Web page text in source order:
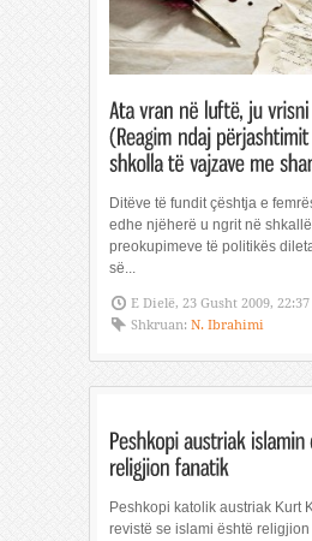
Ditëve të fundit çështja e
edhe njëherë u ngrit në
preokupimeve të politikës
së...
E Dielë, 23 Gusht 2009, 22:37
Shkruan: N. Ibrahimi
Peshkopi katolik austriak Kurt
revistë se islami është